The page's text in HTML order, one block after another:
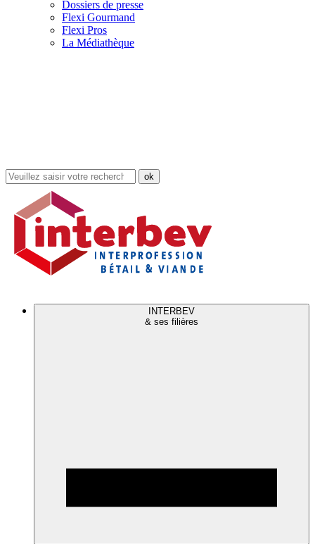
Dossiers de presse
Flexi Gourmand
Flexi Pros
La Médiathèque
Rechercher
dans
site
INTERBEV
& ses filières